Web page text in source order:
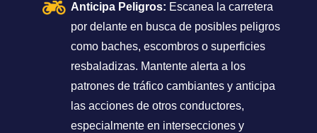
Anticipa Peligros: Escanea la carretera
por delante en busca de posibles peligros
como baches, escombros o superficies
resbaladizas. Mantente alerta a los
patrones de tráfico cambiantes y anticipa
las acciones de otros conductores,
especialmente en intersecciones y